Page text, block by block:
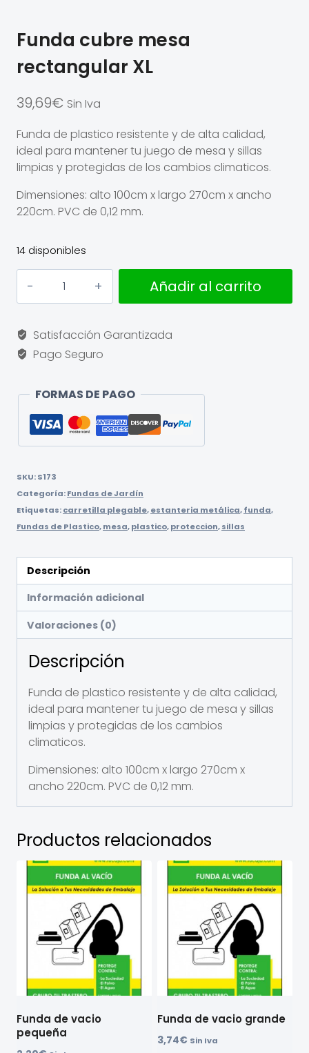
Funda cubre mesa
rectangular XL
39,69€ Sin Iva
Funda de plastico resistente y de alta calidad,
ideal para mantener tu juego de mesa y sillas
limpias y protegidas de los cambios climaticos.
Dimensiones: alto 100cm x largo 270cm x ancho
220cm. PVC de 0,12 mm.
14 disponibles
rectangular
XL
cantidad
Añadir al carrito
Satisfacción Garantizada
Pago Seguro
FORMAS DE PAGO
SKU:S173
Categoría:Fundas de Jardín
Etiquetas:carretilla plegable,estanteria metálica,funda,
Fundas de Plastico,mesa,plastico,proteccion,sillas
Descripción
Información adicional
Valoraciones (0)
Descripción
Funda de plastico resistente y de alta calidad,
ideal para mantener tu juego de mesa y sillas
limpias y protegidas de los cambios
climaticos.
Dimensiones: alto 100cm x largo 270cm x
ancho 220cm. PVC de 0,12 mm.
Productos relacionados
Funda de vacio
pequeña
Funda de vacio grande
3,74€ Sin Iva